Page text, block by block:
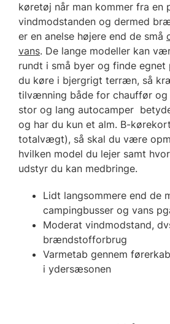
køretøj når man kommer fra en
vindmodstanden og dermed
er en anelse højere end de små
vans. De lange modeller kan
rundt i små byer og finde egnet
du køre i bjergrigt terræn, så
tilvænning både for chauffør og
stor og lang autocamper
og har du kun et alm. B-
totalvægt), så skal du være
hvilken model du lejer samt
udstyr du kan medbringe.
Lidt langsommere end de
campingbusser og vans
Moderat vindmodstand,
brændstofforbrug
Varmetab gennem
i ydersæsonen